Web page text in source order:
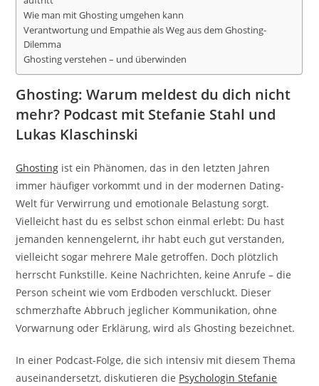
Wie man mit Ghosting umgehen kann
Verantwortung und Empathie als Weg aus dem Ghosting-
Dilemma
Ghosting verstehen – und überwinden
Ghosting: Warum meldest du dich nicht
mehr? Podcast mit Stefanie Stahl und
Lukas Klaschinski
Ghosting ist ein Phänomen, das in den letzten Jahren
immer häufiger vorkommt und in der modernen Dating-
Welt für Verwirrung und emotionale Belastung sorgt.
Vielleicht hast du es selbst schon einmal erlebt: Du hast
jemanden kennengelernt, ihr habt euch gut verstanden,
vielleicht sogar mehrere Male getroffen. Doch plötzlich
herrscht Funkstille. Keine Nachrichten, keine Anrufe – die
Person scheint wie vom Erdboden verschluckt. Dieser
schmerzhafte Abbruch jeglicher Kommunikation, ohne
Vorwarnung oder Erklärung, wird als Ghosting bezeichnet.
In einer Podcast-Folge, die sich intensiv mit diesem Thema
auseinandersetzt, diskutieren die Psychologin Stefanie